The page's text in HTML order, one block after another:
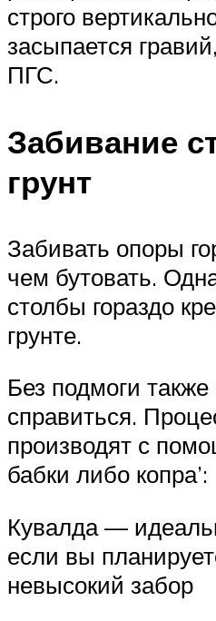
строго
засыпается
ПГС.
Забивание
грунт
Забивать опоры
чем бутовать.
столбы гораздо
грунте.
Без подмоги
справиться.
производят с
бабки либо копра’:
Кувалда —
если вы
невысокий забор